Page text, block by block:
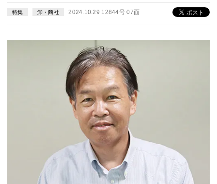
特集 卸・商社 2024.10.29 12844号 07面